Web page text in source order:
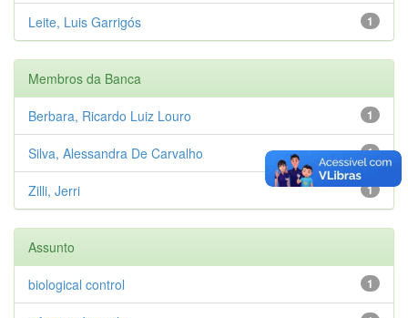
1
Leite, Luis Garrigós
Membros da Banca
1
Berbara, Ricardo Luiz Louro
1
Silva, Alessandra De Carvalho
1
Zilli, Jerri
Assunto
1
biological control